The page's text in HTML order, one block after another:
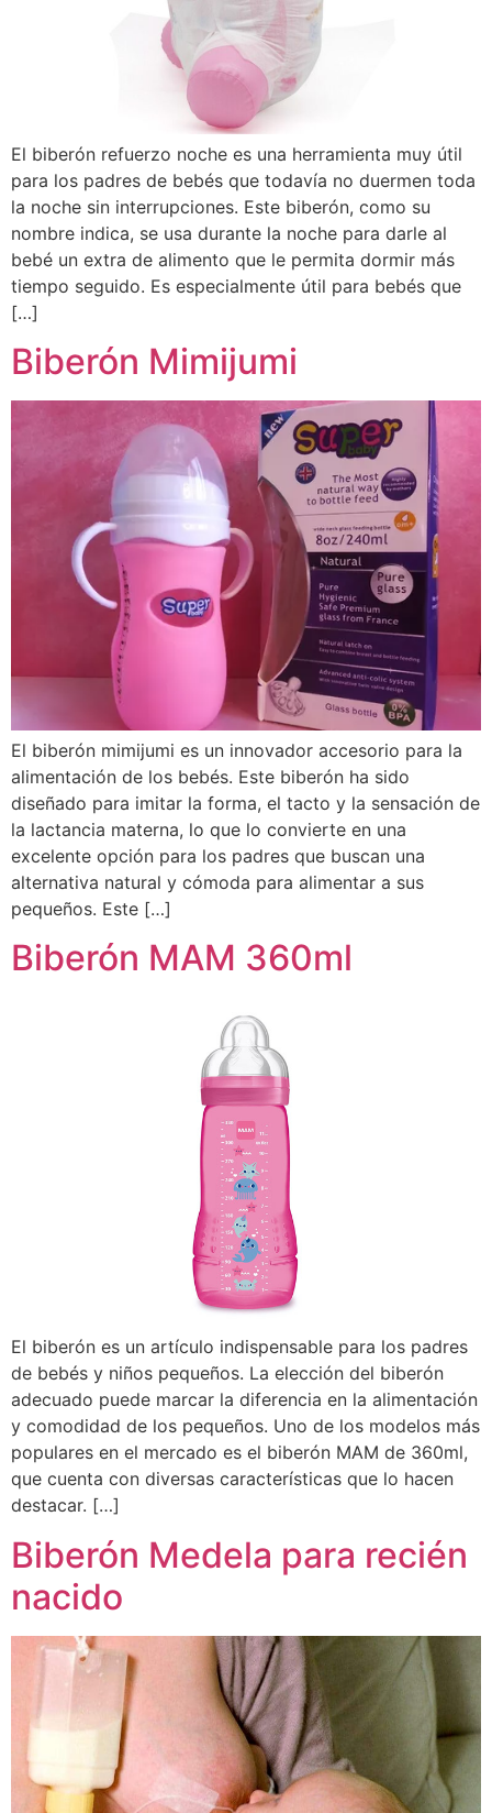
El biberón refuerzo noche es una herramienta muy útil
para los padres de bebés que todavía no duermen toda
la noche sin interrupciones. Este biberón, como su
nombre indica, se usa durante la noche para darle al
bebé un extra de alimento que le permita dormir más
tiempo seguido. Es especialmente útil para bebés que
[…]
Biberón Mimijumi
El biberón mimijumi es un innovador accesorio para la
alimentación de los bebés. Este biberón ha sido
diseñado para imitar la forma, el tacto y la sensación de
la lactancia materna, lo que lo convierte en una
excelente opción para los padres que buscan una
alternativa natural y cómoda para alimentar a sus
pequeños. Este […]
Biberón MAM 360ml
El biberón es un artículo indispensable para los padres
de bebés y niños pequeños. La elección del biberón
adecuado puede marcar la diferencia en la alimentación
y comodidad de los pequeños. Uno de los modelos más
populares en el mercado es el biberón MAM de 360ml,
que cuenta con diversas características que lo hacen
destacar. […]
Biberón Medela para recién
nacido